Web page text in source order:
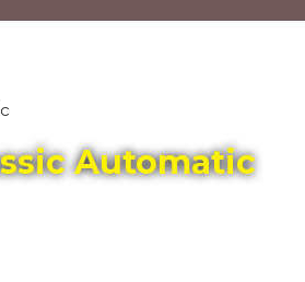
Automatic